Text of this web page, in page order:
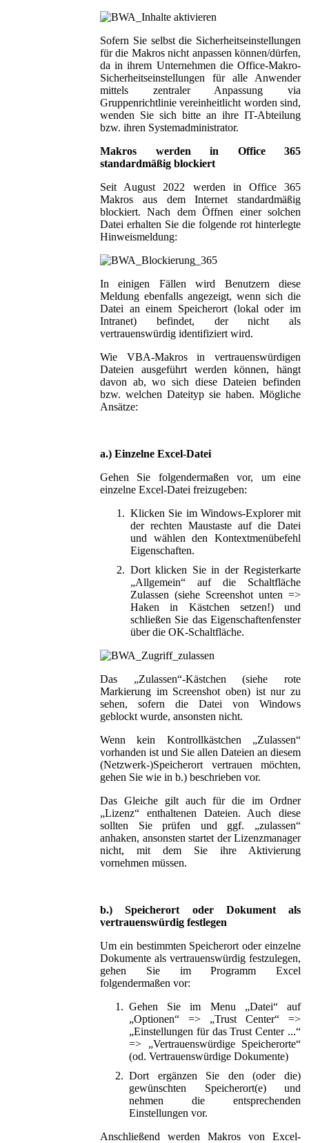
Sofern Sie selbst die Sicherheitseinstellungen
für die Makros nicht anpassen können/dürfen,
da in ihrem Unternehmen die Office-Makro-
Sicherheitseinstellungen für alle Anwender
mittels zentraler Anpassung via
Gruppenrichtlinie vereinheitlicht worden sind,
wenden Sie sich bitte an ihre IT-Abteilung
bzw. ihren Systemadministrator.
Makros werden in Office 365
standardmäßig blockiert
Seit August 2022 werden in Office 365
Makros aus dem Internet standardmäßig
blockiert. Nach dem Öffnen einer solchen
Datei erhalten Sie die folgende rot hinterlegte
Hinweismeldung:
In einigen Fällen wird Benutzern diese
Meldung ebenfalls angezeigt, wenn sich die
Datei an einem Speicherort (lokal oder im
Intranet) befindet, der nicht als
vertrauenswürdig identifiziert wird.
Wie VBA-Makros in vertrauenswürdigen
Dateien ausgeführt werden können, hängt
davon ab, wo sich diese Dateien befinden
bzw. welchen Dateityp sie haben. Mögliche
Ansätze:
a.) Einzelne Excel-Datei
Gehen Sie folgendermaßen vor, um eine
einzelne Excel-Datei freizugeben:
1. Klicken Sie im Windows-Explorer mit
der rechten Maustaste auf die Datei
und wählen den Kontextmenübefehl
Eigenschaften.
2. Dort klicken Sie in der Registerkarte
„Allgemein“ auf die Schaltfläche
Zulassen (siehe Screenshot unten =>
Haken in Kästchen setzen!) und
schließen Sie das Eigenschaftenfenster
über die OK-Schaltfläche.
Das „Zulassen“-Kästchen (siehe rote
Markierung im Screenshot oben) ist nur zu
sehen, sofern die Datei von Windows
geblockt wurde, ansonsten nicht.
Wenn kein Kontrollkästchen „Zulassen“
vorhanden ist und Sie allen Dateien an diesem
(Netzwerk-)Speicherort vertrauen möchten,
gehen Sie wie in b.) beschrieben vor.
Das Gleiche gilt auch für die im Ordner
„Lizenz“ enthaltenen Dateien. Auch diese
sollten Sie prüfen und ggf. „zulassen“
anhaken, ansonsten startet der Lizenzmanager
nicht, mit dem Sie ihre Aktivierung
vornehmen müssen.
b.) Speicherort oder Dokument als
vertrauenswürdig festlegen
Um ein bestimmten Speicherort oder einzelne
Dokumente als vertrauenswürdig festzulegen,
gehen Sie im Programm Excel
folgendermaßen vor:
1. Gehen Sie im Menu „Datei“ auf
„Optionen“ => „Trust Center“ =>
„Einstellungen für das Trust Center ...“
=> „Vertrauenswürdige Speicherorte“
(od. Vertrauenswürdige Dokumente)
2. Dort ergänzen Sie den (oder die)
gewünschten Speicherort(e) und
nehmen die entsprechenden
Einstellungen vor.
Anschließend werden Makros von Excel-